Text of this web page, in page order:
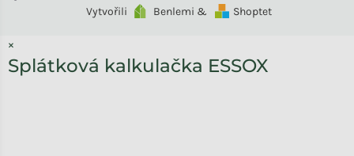
Vytvořili Benlemi & Shoptet
×
Splátková kalkulačka ESSOX